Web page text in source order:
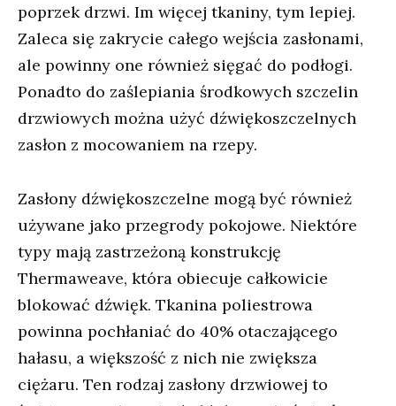
poprzek drzwi. Im więcej tkaniny, tym lepiej.
Zaleca się zakrycie całego wejścia zasłonami,
ale powinny one również sięgać do podłogi.
Ponadto do zaślepiania środkowych szczelin
drzwiowych można użyć dźwiękoszczelnych
zasłon z mocowaniem na rzepy.
Zasłony dźwiękoszczelne mogą być również
używane jako przegrody pokojowe. Niektóre
typy mają zastrzeżoną konstrukcję
Thermaweave, która obiecuje całkowicie
blokować dźwięk. Tkanina poliestrowa
powinna pochłaniać do 40% otaczającego
hałasu, a większość z nich nie zwiększa
ciężaru. Ten rodzaj zasłony drzwiowej to